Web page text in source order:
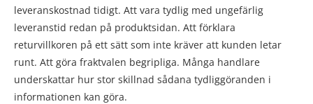
leveranskostnad tidigt. Att vara tydlig med ungefärlig
leveranstid redan på produktsidan. Att förklara
returvillkoren på ett sätt som inte kräver att kunden letar
runt. Att göra fraktvalen begripliga. Många handlare
underskattar hur stor skillnad sådana tydliggöranden i
informationen kan göra.